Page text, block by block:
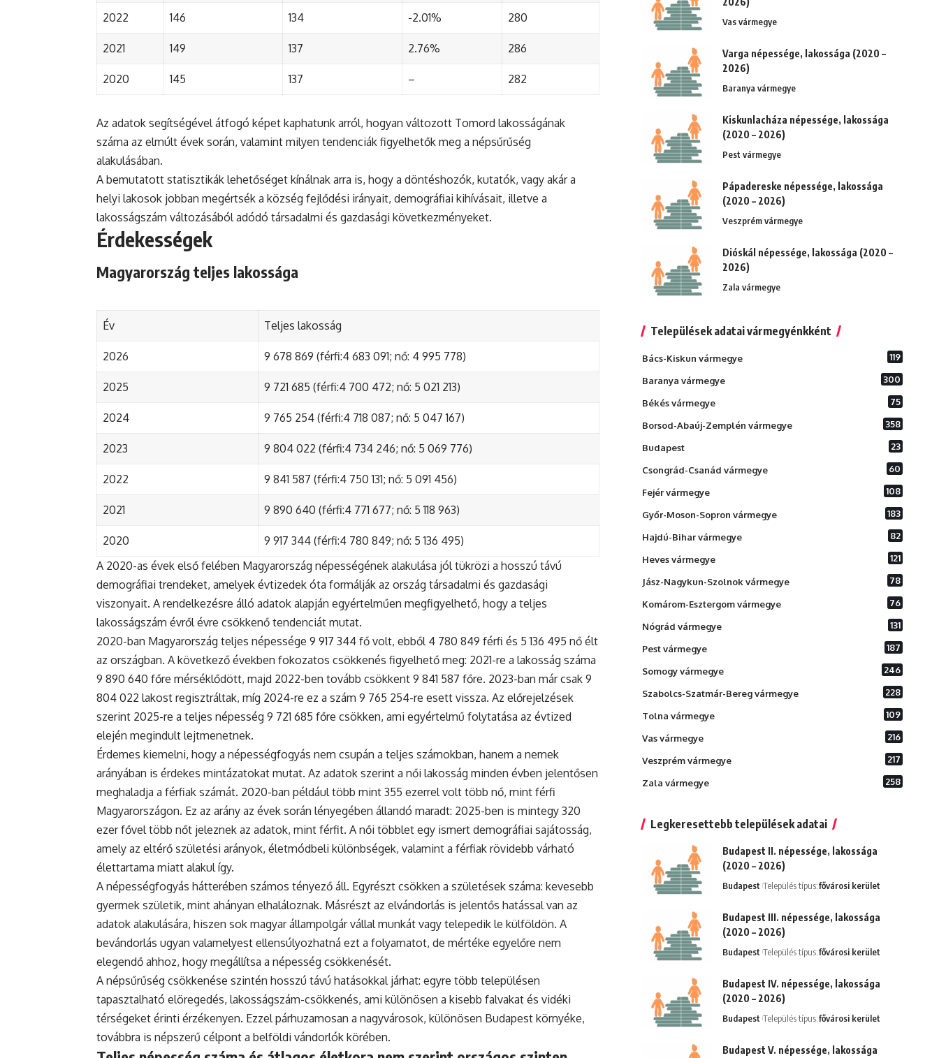
2022 146 134 -2.01% 280
2021 149 137 2.76% 286
2020 145 137 – 282
Az adatok segítségével átfogó képet kaphatunk arról, hogyan változott Tomord lakosságának
száma az elmúlt évek során, valamint milyen tendenciák figyelhetők meg a népsűrűség
alakulásában.
A bemutatott statisztikák lehetőséget kínálnak arra is, hogy a döntéshozók, kutatók, vagy akár a
helyi lakosok jobban megértsék a község fejlődési irányait, demográfiai kihívásait, illetve a
lakosságszám változásából adódó társadalmi és gazdasági következményeket.
Érdekességek
Magyarország teljes lakossága
Év Teljes lakosság
2026 9 678 869 (férfi:4 683 091; nő: 4 995 778)
2025 9 721 685 (férfi:4 700 472; nő: 5 021 213)
2024 9 765 254 (férfi:4 718 087; nő: 5 047 167)
2023 9 804 022 (férfi:4 734 246; nő: 5 069 776)
2022 9 841 587 (férfi:4 750 131; nő: 5 091 456)
2021 9 890 640 (férfi:4 771 677; nő: 5 118 963)
2020
9 917 344 (férfi:4 780 849; nő: 5 136 495)
A 2020-as évek első felében Magyarország népességének alakulása jól tükrözi a hosszú távú
demográfiai trendeket, amelyek évtizedek óta formálják az ország társadalmi és gazdasági
viszonyait. A rendelkezésre álló adatok alapján egyértelműen megfigyelhető, hogy a teljes
lakosságszám évről évre csökkenő tendenciát mutat.
2020-ban Magyarország teljes népessége 9 917 344 fő volt, ebből 4 780 849 férfi és 5 136 495 nő élt
az országban. A következő években fokozatos csökkenés figyelhető meg: 2021-re a lakosság száma
9 890 640 főre mérséklődött, majd 2022-ben tovább csökkent 9 841 587 főre. 2023-ban már csak 9
804 022 lakost regisztráltak, míg 2024-re ez a szám 9 765 254-re esett vissza. Az előrejelzések
szerint 2025-re a teljes népesség 9 721 685 főre csökken, ami egyértelmű folytatása az évtized
elején megindult lejtmenetnek.
Érdemes kiemelni, hogy a népességfogyás nem csupán a teljes számokban, hanem a nemek
arányában is érdekes mintázatokat mutat. Az adatok szerint a női lakosság minden évben jelentősen
meghaladja a férfiak számát. 2020-ban például több mint 355 ezerrel volt több nő, mint férfi
Magyarországon. Ez az arány az évek során lényegében állandó maradt: 2025-ben is mintegy 320
ezer fővel több nőt jeleznek az adatok, mint férfit. A női többlet egy ismert demográfiai sajátosság,
amely az eltérő születési arányok, életmódbeli különbségek, valamint a férfiak rövidebb várható
élettartama miatt alakul így.
A népességfogyás hátterében számos tényező áll. Egyrészt csökken a születések száma: kevesebb
gyermek születik, mint ahányan elhaláloznak. Másrészt az elvándorlás is jelentős hatással van az
adatok alakulására, hiszen sok magyar állampolgár vállal munkát vagy telepedik le külföldön. A
bevándorlás ugyan valamelyest ellensúlyozhatná ezt a folyamatot, de mértéke egyelőre nem
elegendő ahhoz, hogy megállítsa a népesség csökkenését.
A népsűrűség csökkenése szintén hosszú távú hatásokkal járhat: egyre több településen
tapasztalható elöregedés, lakosságszám-csökkenés, ami különösen a kisebb falvakat és vidéki
térségeket érinti érzékenyen. Ezzel párhuzamosan a nagyvárosok, különösen Budapest környéke,
továbbra is népszerű célpont a belföldi vándorlók körében.
Vas vármegye
Varga népessége, lakossága (2020 –
2026)
Baranya vármegye
Kiskunlacháza népessége, lakossága
(2020 – 2026)
Pest vármegye
Pápadereske népessége, lakossága
(2020 – 2026)
Veszprém vármegye
Dióskál népessége, lakossága (2020 –
2026)
Zala vármegye
Települések adatai vármegyénkként
Bács-Kiskun vármegye 119
Baranya vármegye 300
Békés vármegye 75
Borsod-Abaúj-Zemplén vármegye 358
Budapest 23
Csongrád-Csanád vármegye 60
Fejér vármegye 108
Győr-Moson-Sopron vármegye 183
Hajdú-Bihar vármegye 82
Heves vármegye 121
Jász-Nagykun-Szolnok vármegye 78
Komárom-Esztergom vármegye 76
Nógrád vármegye 131
Pest vármegye 187
Somogy vármegye 246
Szabolcs-Szatmár-Bereg vármegye 228
Tolna vármegye 109
Vas vármegye 216
Veszprém vármegye 217
Zala vármegye 258
Legkeresettebb települések adatai
Budapest II. népessége, lakossága
(2020 – 2026)
Budapest Település típus:fővárosi kerület
Budapest III. népessége, lakossága
(2020 – 2026)
Budapest Település típus:fővárosi kerület
Budapest IV. népessége, lakossága
(2020 – 2026)
Budapest Település típus:fővárosi kerület
Budapest V. népessége, lakossága